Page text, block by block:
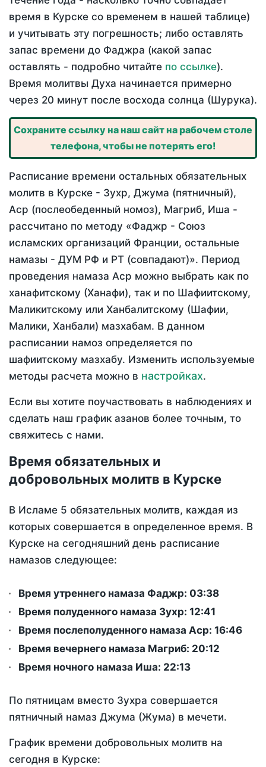
время в Курске со временем в нашей таблице)
и учитывать эту погрешность; либо оставлять
запас времени до Фаджра (какой запас
оставлять - подробно читайте по ссылке).
Время молитвы Духа начинается примерно
через 20 минут после восхода солнца (Шурука).
Сохраните ссылку на наш сайт на рабочем столе
телефона, чтобы не потерять его!
Расписание времени остальных обязательных
молитв в Курске - Зухр, Джума (пятничный),
Аср (послеобеденный номоз), Магриб, Иша -
рассчитано по методу «Фаджр - Союз
исламских организаций Франции, остальные
намазы - ДУМ РФ и РТ (совпадают)». Период
проведения намаза Аср можно выбрать как по
ханафитскому (Ханафи), так и по Шафиитскому,
Маликитскому или Ханбалитскому (Шафии,
Малики, Ханбали) мазхабам. В данном
расписании намоз определяется по
шафиитскому мазхабу. Изменить используемые
методы расчета можно в настройках.
Если вы хотите поучаствовать в наблюдениях и
сделать наш график азанов более точным, то
свяжитесь с нами.
Время обязательных и
добровольных молитв в Курске
В Исламе 5 обязательных молитв, каждая из
которых совершается в определенное время. В
Курске на сегодняшний день расписание
намазов следующее:
Время утреннего намаза Фаджр: 03:38
Время полуденного намаза Зухр: 12:41
Время послеполуденного намаза Аср: 16:46
Время вечернего намаза Магриб: 20:12
Время ночного намаза Иша: 22:13
По пятницам вместо Зухра совершается
пятничный намаз Джума (Жума) в мечети.
График времени добровольных молитв на
сегодня в Курске: